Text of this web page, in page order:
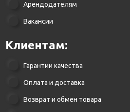
Арендодателям
Вакансии
Клиентам:
Гарантии качества
Оплата и доставка
Возврат и обмен товара